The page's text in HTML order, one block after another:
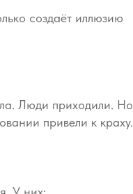
создаёт иллюзию
Люди приходили. Но
привели к краху.